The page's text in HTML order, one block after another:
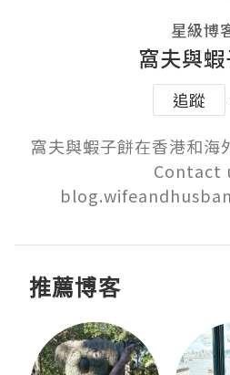
星級博
窩夫與
追蹤
窩夫與蝦子餅在香港和海
Contact
推薦博客